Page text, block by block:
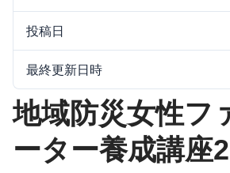
投稿日
最終更新日時
地域防災女性フ
ーター養成講座